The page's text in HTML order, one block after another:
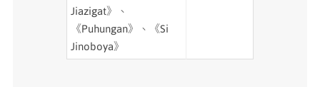
Jiazigat》、
《Puhungan》、《Si
Jinoboya》